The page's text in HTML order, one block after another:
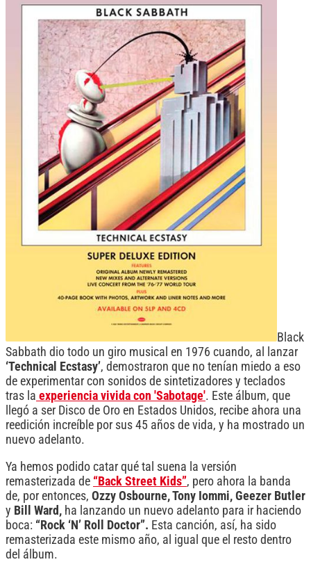
Black
Sabbath dio todo un giro musical en 1976 cuando, al lanzar
‘Technical Ecstasy’, demostraron que no tenían miedo a eso
de experimentar con sonidos de sintetizadores y teclados
tras la experiencia vivida con 'Sabotage'. Este álbum, que
llegó a ser Disco de Oro en Estados Unidos, recibe ahora una
reedición increíble por sus 45 años de vida, y ha mostrado un
nuevo adelanto.
Ya hemos podido catar qué tal suena la versión
remasterizada de “Back Street Kids”, pero ahora la banda
de, por entonces, Ozzy Osbourne, Tony Iommi, Geezer Butler
y Bill Ward, ha lanzando un nuevo adelanto para ir haciendo
boca: “Rock ‘N’ Roll Doctor”. Esta canción, así, ha sido
remasterizada este mismo año, al igual que el resto dentro
del álbum.